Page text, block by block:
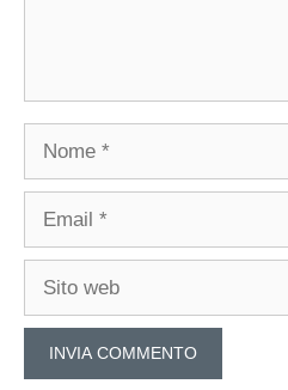
Nome
Email
Sito